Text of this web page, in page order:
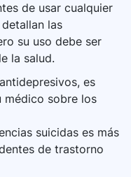
de usar cualquier
las
su uso debe ser
la salud.
es
médico sobre los
suicidas es más
de trastorno